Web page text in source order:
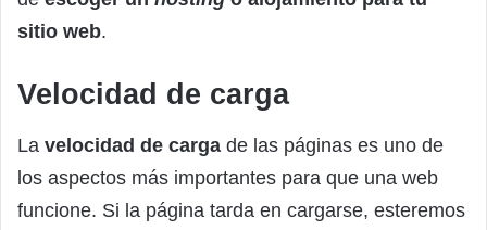
sitio web.
Velocidad de carga
La velocidad de carga de las páginas es uno de
los aspectos más importantes para que una web
funcione. Si la página tarda en cargarse, esteremos